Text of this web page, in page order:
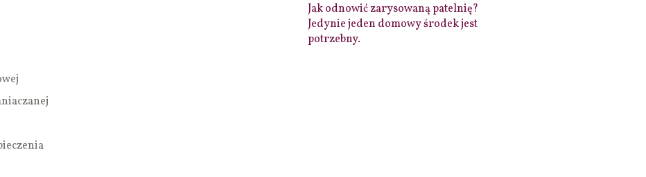
Jak odnowić zarysowaną patelnię?
Jedynie jeden domowy środek jest
potrzebny.